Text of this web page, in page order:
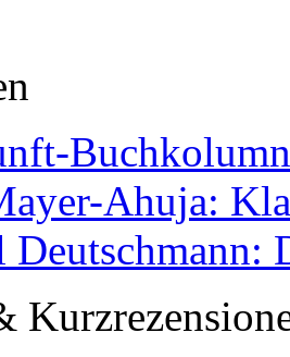
Ahuja:
Deutschmann: